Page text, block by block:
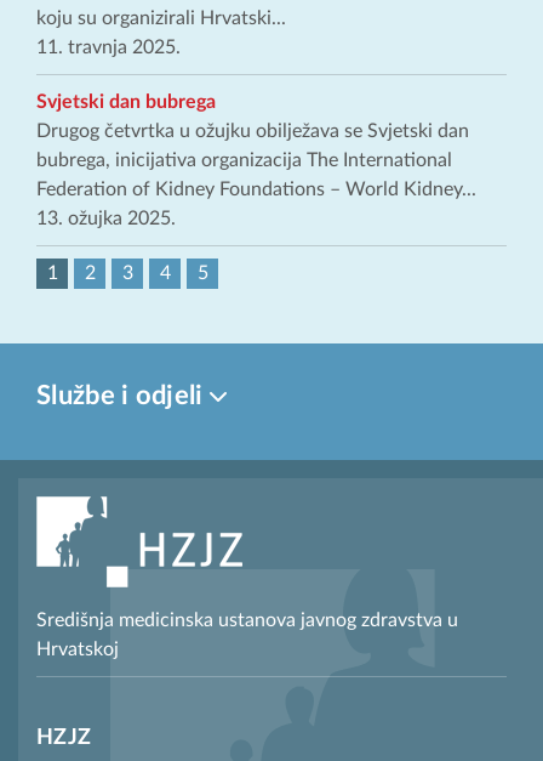
koju su organizirali Hrvatski...
11. travnja 2025.
Svjetski dan bubrega
Drugog četvrtka u ožujku obilježava se Svjetski dan
bubrega, inicijativa organizacija The International
Federation of Kidney Foundations – World Kidney...
13. ožujka 2025.
1 2 3 4 5
Službe i odjeli
Središnja medicinska ustanova javnog zdravstva u
Hrvatskoj
HZJZ